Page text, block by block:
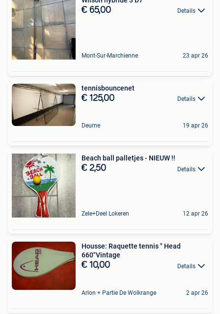
€ 65,00 Details
Mont-Sur-Marchienne 23 apr 26
tennisbouncenet
€ 125,00 Details
Deurne 19 apr 26
Beach ball palletjes - NIEUW !!
€ 2,50 Details
Zele+Deel Lokeren 12 apr 26
Housse: Raquette tennis " Head
660"Vintage
€ 10,00 Details
Arlon + Partie De Wolkrange 2 apr 26